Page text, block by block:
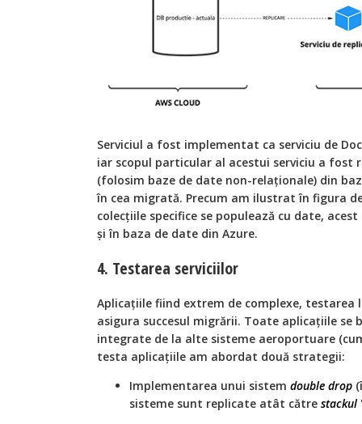
Serviciul a fost implementat ca serviciu de
iar scopul particular al acestui serviciu a fost
(folosim baze de date non-relaționale) din
în cea migrată. Precum am ilustrat în figura
colecțiile specifice se populează cu date,
și în baza de date din Azure.
4. Testarea serviciilor
Aplicațiile fiind extrem de complexe, testarea
asigura succesul migrării. Toate aplicațiile se
integrate de la alte sisteme aeroportuare
testa aplicațiile am abordat două strategii:
Implementarea unui sistem double drop
sisteme sunt replicate atât către stackul